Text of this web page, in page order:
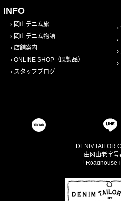
INFO
岡山デニム旅
岡山デニム物語
店舗案内
ONLINE SHOP（既製品）
スタッフブログ
DENIMTAILOR
由冈山老字号
「Roadhouse